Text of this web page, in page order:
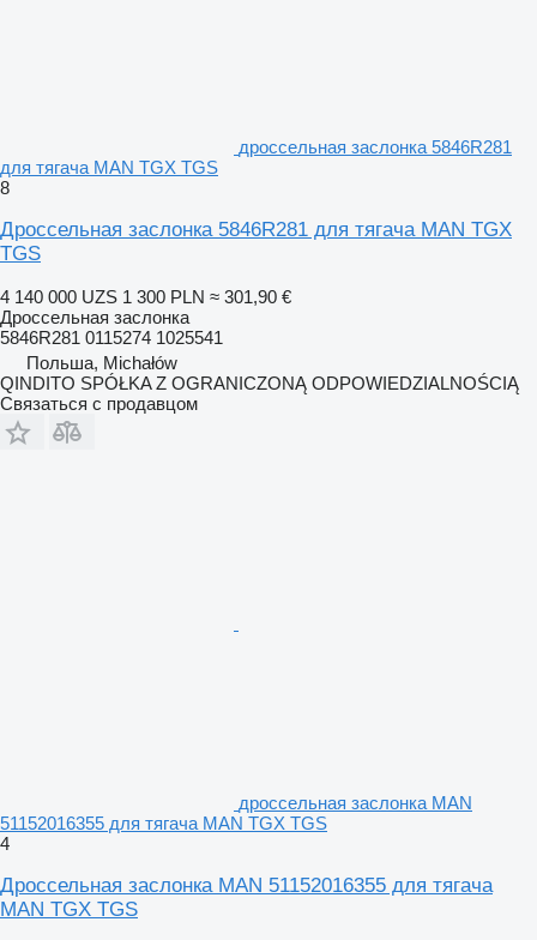
дроссельная заслонка 5846R281
для тягача MAN TGX TGS
8
Дроссельная заслонка 5846R281 для тягача MAN TGX
TGS
4 140 000 UZS 1 300 PLN ≈ 301,90 €
Дроссельная заслонка
5846R281 0115274 1025541
Польша, Michałów
QINDITO SPÓŁKA Z OGRANICZONĄ ODPOWIEDZIALNOŚCIĄ
Связаться с продавцом
дроссельная заслонка MAN
51152016355 для тягача MAN TGX TGS
4
Дроссельная заслонка MAN 51152016355 для тягача
MAN TGX TGS